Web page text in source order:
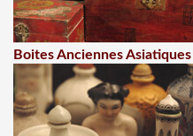
Boites Anciennes Asiatiques